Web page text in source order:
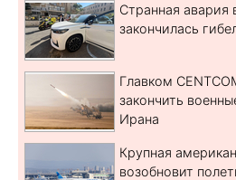
Странная авария
закончилась
Главком
закончить
Ирана
Крупная
возобновит